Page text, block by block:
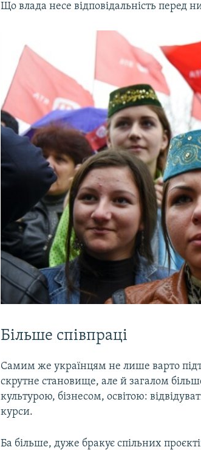
Що влада несе відповідальність перед
Більше співпраці
Самим же українцям не лише варто
скрутне становище, але й загалом
культурою, бізнесом, освітою:
курси.
Ба більше, дуже бракує спільних